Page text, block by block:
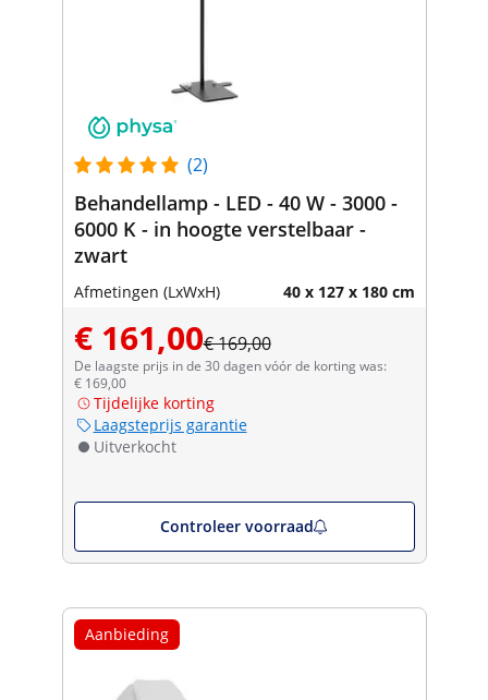
(2)
Behandellamp - LED - 40 W - 3000 -
6000 K - in hoogte verstelbaar -
zwart
Afmetingen (LxWxH) 40 x 127 x 180 cm
€ 161,00€ 169,00
De laagste prijs in de 30 dagen vóór de korting was:
€ 169,00
Tijdelijke korting
Laagsteprijs garantie
Uitverkocht
Controleer voorraad
Aanbieding